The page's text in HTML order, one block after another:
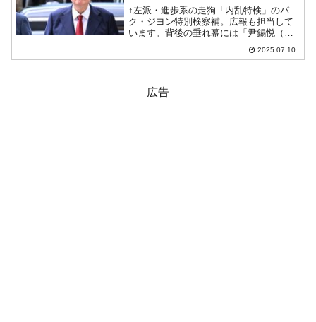
↑左派・進歩系の走狗「内乱特検」のパ
ク・ジヨン特別検察補。広報も担当して
います。背後の垂れ幕には「尹錫悦（ユ
ン・ソギョル）前大統領らによる 内乱・
外患行為の 真相究明のための特別検察」
2025.07.10
広告